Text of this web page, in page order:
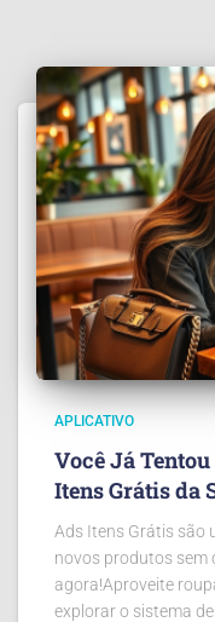
APLICATIVO
Você Já
Itens Grátis da
Ads Itens Grátis são
novos produtos sem
agora!Aproveite
explorar o sistema